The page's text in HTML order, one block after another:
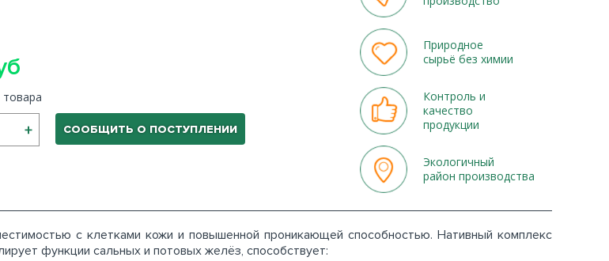
СООБЩИТЬ О ПОСТУПЛЕНИИ
Природное
сырьё без химии
Контроль и
качество
продукции
Экологичный
район производства
с клетками кожи и повышенной проникающей способностью. Нативный комплекс
функции сальных и потовых желёз, способствует: